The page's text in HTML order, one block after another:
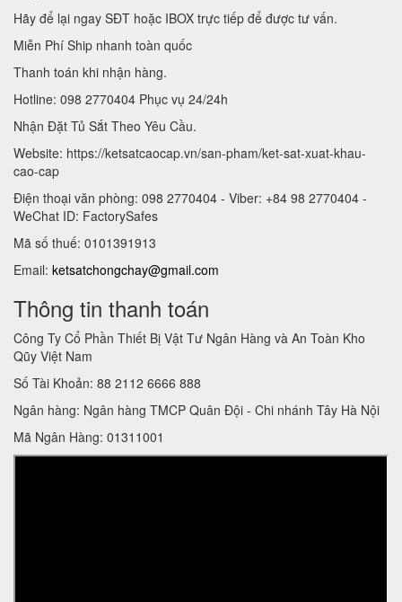
Hãy để lại ngay SĐT hoặc IBOX trực tiếp để được tư vấn.
Miễn Phí Ship nhanh toàn quốc
Thanh toán khi nhận hàng.
Hotline: 098 2770404 Phục vụ 24/24h
Nhận Đặt Tủ Sắt Theo Yêu Cầu.
Website: https://ketsatcaocap.vn/san-pham/ket-sat-xuat-khau-
cao-cap
Điện thoại văn phòng: 098 2770404 - Viber: +84 98 2770404 -
WeChat ID: FactorySafes
Mã số thuế: 0101391913
Email: ketsatchongchay@gmail.com
Thông tin thanh toán
Công Ty Cổ Phần Thiết Bị Vật Tư Ngân Hàng và An Toàn Kho
Qũy Việt Nam
Số Tài Khoản: 88 2112 6666 888
Ngân hàng: Ngân hàng TMCP Quân Đội - Chi nhánh Tây Hà Nội
Mã Ngân Hàng: 01311001